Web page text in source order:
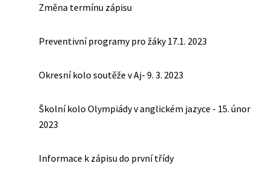
Změna termínu zápisu
Preventivní programy pro žáky 17.1. 2023
Okresní kolo soutěže v Aj- 9. 3. 2023
Školní kolo Olympiády v anglickém jazyce - 15. únor
2023
Informace k zápisu do první třídy